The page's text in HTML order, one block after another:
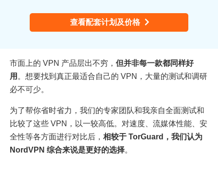
查看配套计划及价格
市面上的 VPN 产品层出不穷， 但并非每一款都同样好
用 。想要找到真正最适合自己的 VPN，大量的测试和调研
必不可少。
为了帮你省时省力，我们的专家团队和我亲自全面测试和
比较了这些 VPN，以一较高低。对速度、流媒体性能、安
全性等各方面进行对比后， 相较于 TorGuard，我们认为
NordVPN 综合来说是更好的选择。